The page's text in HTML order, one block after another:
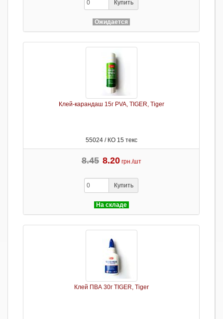
Купить
Ожидается
Клей-карандаш 15г PVA, TIGER, Tiger
55024 / КО 15 текс
8.45 8.20 грн./шт
Купить
На складе
Клей ПВА 30г TIGER, Tiger